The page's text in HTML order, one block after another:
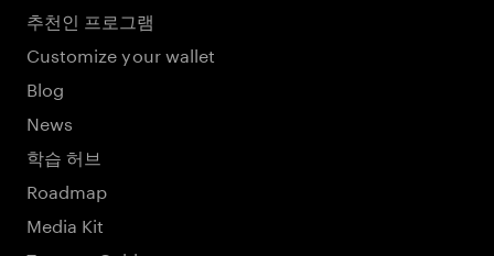
추천인 프로그램
Customize your wallet
Blog
News
학습 허브
Roadmap
Media Kit